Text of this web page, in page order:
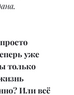
уже
только
Или всё